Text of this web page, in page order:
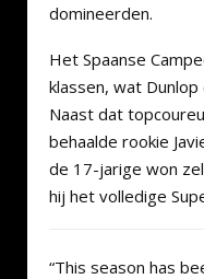
domineerden.
Het Spaanse
klassen, wat
Naast dat
behaalde rookie
de 17-jarige won
hij het volledige
“This season has